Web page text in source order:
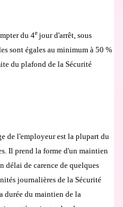
du 4e jour d'arrêt, sous
sont égales au minimum à 50 %
du plafond de la Sécurité
de l'employeur est la plupart du
Il prend la forme d'un maintien
délai de carence de quelques
és journalières de la Sécurité
durée du maintien de la